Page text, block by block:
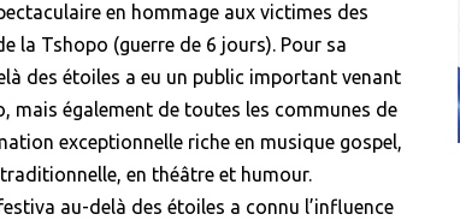
en hommage aux victimes des
la Tshopo (guerre de 6 jours). Pour sa
des étoiles a eu un public important venant
mais également de toutes les communes de
exceptionnelle riche en musique gospel,
en théâtre et humour.
au-delà des étoiles a connu l’influence